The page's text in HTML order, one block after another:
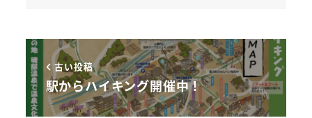
古い投稿
駅からハイキング開催中！